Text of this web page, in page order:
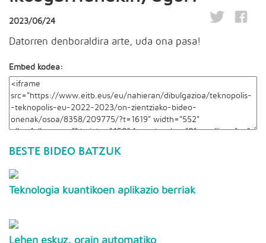
2023/06/24
Datorren denboraldira arte, uda ona pasa!
Embed kodea:
BESTE BIDEO BATZUK
Teknologia kuantikoen aplikazio berriak
Lehen eskuz, orain automatiko